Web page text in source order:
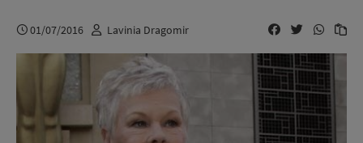
01/07/2016 Lavinia Dragomir